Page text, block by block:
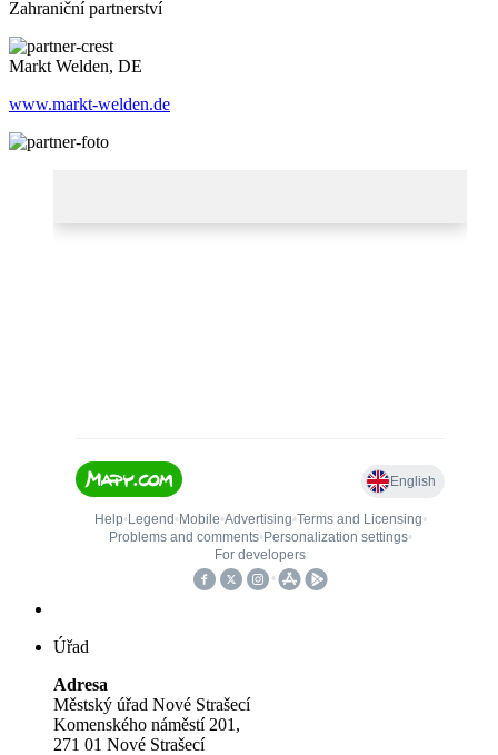
Zahraniční partnerství
Markt Welden, DE
www.markt-welden.de
Úřad
Adresa
Městský úřad Nové Strašecí
Komenského náměstí 201,
271 01 Nové Strašecí